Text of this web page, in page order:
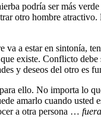
podría ser más
otro hombre
a estar en sintonía,
existe. Conflicto
y deseos del otro es
ello. No importa lo
amarlo cuando usted
a otra persona … fuera